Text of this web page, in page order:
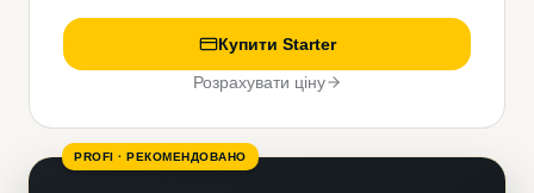
Купити Starter
Розрахувати ціну
PROFI · РЕКОМЕНДОВАНО